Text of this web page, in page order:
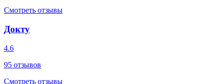
Смотреть отзывы
Докту
4.6
95 отзывов
Смотреть отзывы